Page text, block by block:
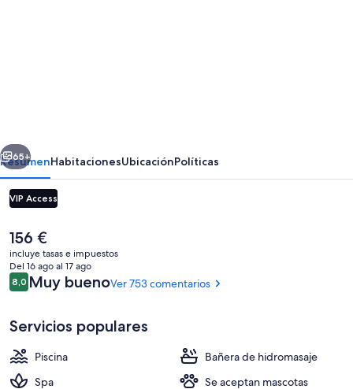
Siguiente
65+
ResumenHabitacionesUbicaciónPolíticas
VIP Access
El
precio
actual
es
de
156 €
incluye tasas e impuestos
Del 16 ago al 17 ago
Comentarios
8,08,0 de 10
Muy buenoVer 753 comentarios
Servicios populares
Piscina
Bañera de hidromasaje
Spa
Se aceptan mascotas